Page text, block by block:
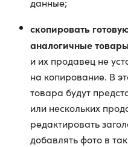
данные;
скопировать
аналогичные
и их продавец не
на копирование. В
товара будут
или нескольких
редактировать
добавлять фото в